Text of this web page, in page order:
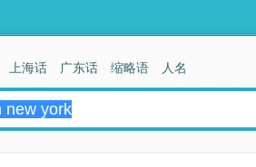
上海话 广东话 缩略语 人名